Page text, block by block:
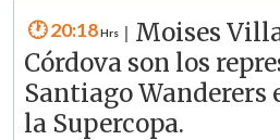
20:18
Moises
Córdova son los
Santiago Wanderers
la Supercopa.